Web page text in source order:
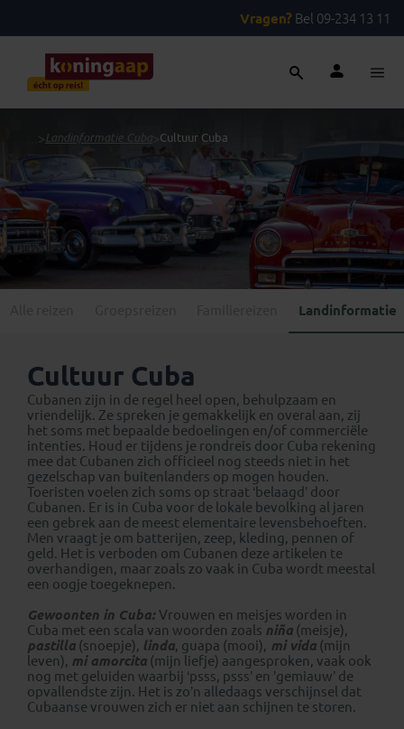
Vragen? Bel 09-234 13 11
> Landinformatie Cuba >Cultuur Cuba
Landinformatie
Cultuur Cuba
Cubanen zijn in de regel heel open, behulpzaam en
vriendelijk. Ze spreken je gemakkelijk en overal aan, zij
het soms met bepaalde bedoelingen en/of commerciële
intenties. Houd er tijdens je rondreis door Cuba rekening
mee dat Cubanen zich officieel nog steeds niet in het
gezelschap van buitenlanders op mogen houden.
Toeristen voelen zich soms op straat ‘belaagd’ door
Cubanen. Er is in Cuba voor de lokale bevolking al jaren
een gebrek aan de meest elementaire levensbehoeften.
Men vraagt je om batterijen, zeep, kleding, pennen of
geld. Het is verboden om Cubanen deze artikelen te
overhandigen, maar zoals zo vaak in Cuba wordt meestal
een oogje toegeknepen.
Gewoonten in Cuba:Vrouwen en meisjes worden in
Cuba met een scala van woorden zoals niña (meisje),
pastilla (snoepje), linda, guapa (mooi), mi vida (mijn
leven), mi amorcita (mijn liefje) aangesproken, vaak ook
nog met geluiden waarbij ‘psss, psss’ en ’gemiauw’ de
opvallendste zijn. Het is zo’n alledaags verschijnsel dat
Cubaanse vrouwen zich er niet aan schijnen te storen.